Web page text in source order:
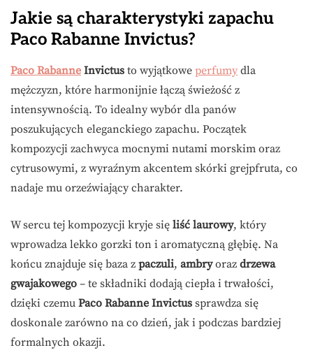
Jakie są charakterystyki zapachu
Paco Rabanne Invictus?
Paco Rabanne Invictus to wyjątkowe perfumy dla
mężczyzn, które harmonijnie łączą świeżość z
intensywnością. To idealny wybór dla panów
poszukujących eleganckiego zapachu. Początek
kompozycji zachwyca mocnymi nutami morskim oraz
cytrusowymi, z wyraźnym akcentem skórki grejpfruta, co
nadaje mu orzeźwiający charakter.
W sercu tej kompozycji kryje się liść laurowy, który
wprowadza lekko gorzki ton i aromatyczną głębię. Na
końcu znajduje się baza z paczuli, ambryoraz drzewa
gwajakowego – te składniki dodają ciepła i trwałości,
dzięki czemu Paco Rabanne Invictus sprawdza się
doskonale zarówno na co dzień, jak i podczas bardziej
formalnych okazji.